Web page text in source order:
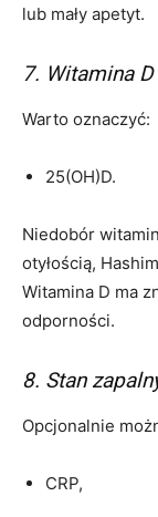
lub mały apetyt.
7. Witamina D
Warto oznaczyć:
25(OH)D.
Niedobór
otyłością,
Witamina D ma
odporności.
8. Stan
Opcjonalnie
CRP,